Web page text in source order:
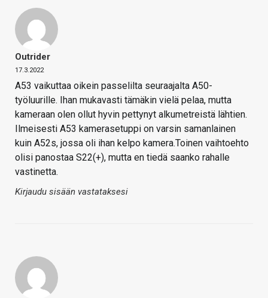
Outrider
17.3.2022
A53 vaikuttaa oikein passelilta seuraajalta A50-
työluurille. Ihan mukavasti tämäkin vielä pelaa, mutta
kameraan olen ollut hyvin pettynyt alkumetreistä lähtien.
Ilmeisesti A53 kamerasetuppi on varsin samanlainen
kuin A52s, jossa oli ihan kelpo kamera.Toinen vaihtoehto
olisi panostaa S22(+), mutta en tiedä saanko rahalle
vastinetta.
Kirjaudu sisään vastataksesi